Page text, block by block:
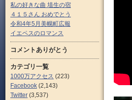
私の好きな曲 埴生の宿
４１５さん おめでとう
令和4年5月美幌町広報
イエペスのロマンス
コメントありがとう
カテゴリ一覧
1000万アクセス (223)
Facebook (2,143)
Twitter (3,537)